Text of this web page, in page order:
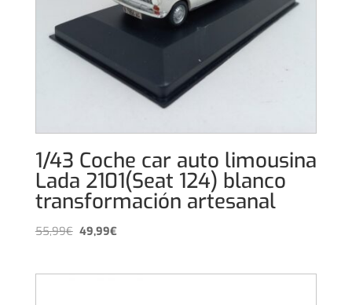
1/43 Coche car auto limousina
Lada 2101(Seat 124) blanco
transformación artesanal
55,99€El49,99€El